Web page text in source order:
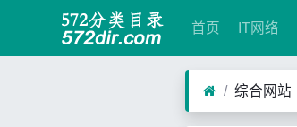
首页 IT网络
综合网站